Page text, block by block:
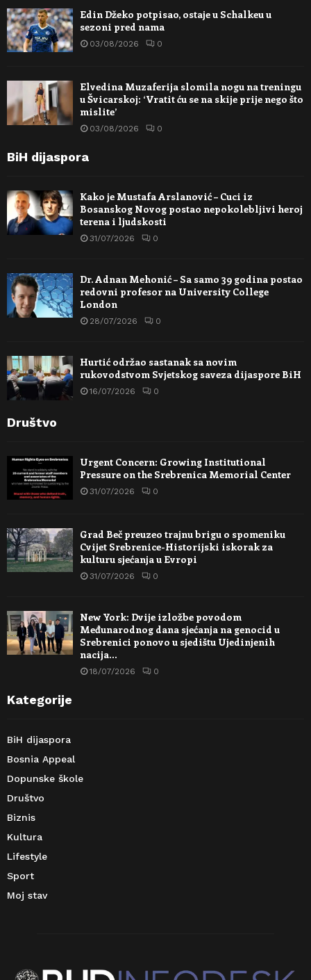
Edin Džeko potpisao, ostaje u Schalkeu u
sezoni pred nama
03/08/2026 0
Elvedina Muzaferija slomila nogu na treningu
u Švicarskoj: ‘Vratit ću se na skije prije nego što
mislite’
03/08/2026 0
BiH dijaspora
Kako je Mustafa Arslanović – Cuci iz
Bosanskog Novog postao nepokolebljivi heroj
terena i ljudskosti
31/07/2026 0
Dr. Adnan Mehonić – Sa samo 39 godina postao
redovni profesor na University College
London
28/07/2026 0
Hurtić održao sastanak sa novim
rukovodstvom Svjetskog saveza dijaspore BiH
16/07/2026 0
Društvo
Urgent Concern: Growing Institutional
Pressure on the Srebrenica Memorial Center
31/07/2026 0
Grad Beč preuzeo trajnu brigu o spomeniku
Cvijet Srebrenice-Historijski iskorak za
kulturu sjećanja u Evropi
31/07/2026 0
New York: Dvije izložbe povodom
Međunarodnog dana sjećanja na genocid u
Srebrenici ponovo u sjedištu Ujedinjenih
nacija…
18/07/2026 0
Kategorije
BiH dijaspora
Bosnia Appeal
Dopunske škole
Društvo
Biznis
Kultura
Lifestyle
Sport
Moj stav